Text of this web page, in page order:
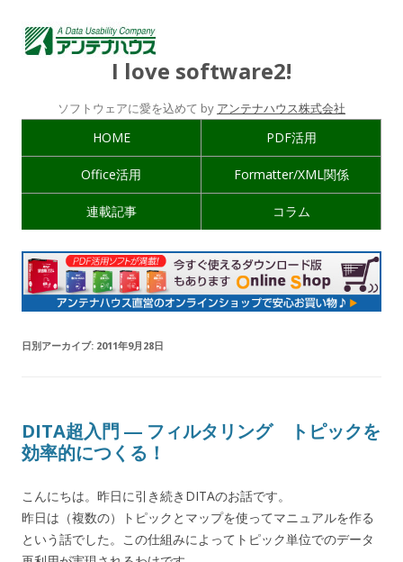
I love software2!
ソフトウェアに愛を込めて by アンテナハウス株式会社
HOME PDF活用
Office活用 Formatter/XML関係
連載記事 コラム
日別アーカイブ: 2011年9月28日
DITA超入門 ― フィルタリング トピックを
効率的につくる！
こんにちは。昨日に引き続きDITAのお話です。
昨日は（複数の）トピックとマップを使ってマニュアルを作る
という話でした。この仕組みによってトピック単位でのデータ